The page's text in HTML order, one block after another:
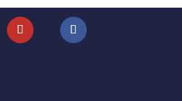
YouTube Facebook